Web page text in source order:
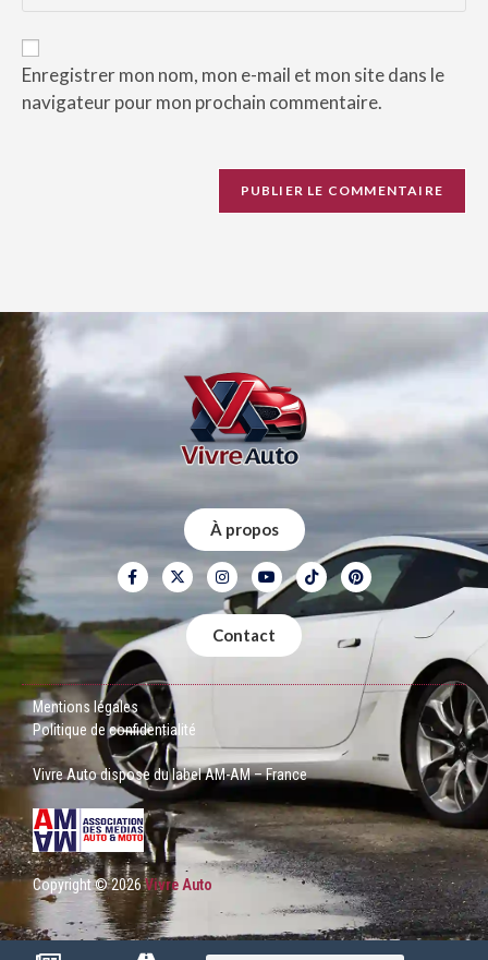
Enregistrer mon nom, mon e-mail et mon site dans le
navigateur pour mon prochain commentaire.
À propos
Contact
Mentions légales
Politique de confidentialité
Vivre Auto dispose du label AM-AM – France
Copyright © 2026Vivre Auto